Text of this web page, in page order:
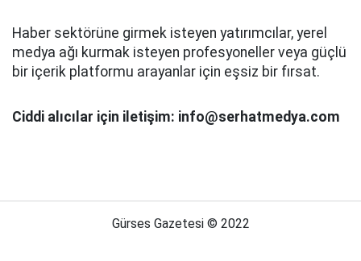
Haber sektörüne girmek isteyen yatırımcılar, yerel
medya ağı kurmak isteyen profesyoneller veya güçlü
bir içerik platformu arayanlar için eşsiz bir fırsat.
Ciddi alıcılar için iletişim: info@serhatmedya.com
Gürses Gazetesi © 2022